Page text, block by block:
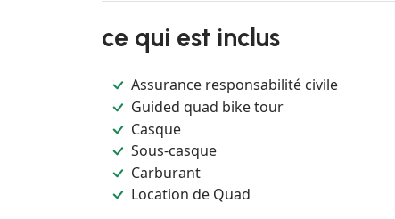
ce qui est inclus
Assurance responsabilité civile
Guided quad bike tour
Casque
Sous-casque
Carburant
Location de Quad